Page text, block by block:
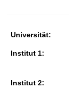
Universität:
Institut 1:
Institut 2: